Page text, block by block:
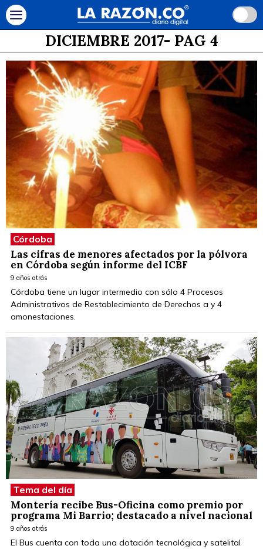
DICIEMBRE 2017- PAG 4
Córdoba
Las cifras de menores afectados por la pólvora
en Córdoba según informe del ICBF
9 años atrás
Córdoba tiene un lugar intermedio con sólo 4 Procesos
Administrativos de Restablecimiento de Derechos a y 4
amonestaciones.
Tema del día
Montería recibe Bus-Oficina como premio por
programa Mi Barrio; destacado a nivel nacional
9 años atrás
El Bus cuenta con toda una dotación tecnológica y satelital